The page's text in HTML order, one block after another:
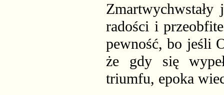
radości i
pewność, bo jeśli
że gdy się
triumfu, epoka